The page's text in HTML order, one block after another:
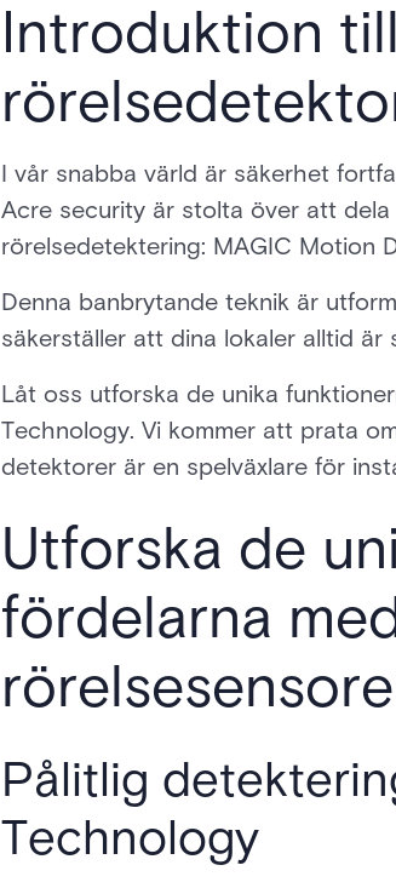
Introduktion
I vår snabba värld är säkerhet
Acre security är stolta över att
rörelsedetektering: MAGIC Motion
Denna banbrytande teknik är
säkerställer att dina lokaler alltid är
Låt oss utforska de unika
Technology. Vi kommer att prata
detektorer är en spelväxlare för
Utforska de
fördelarna
Pålitlig
Technology